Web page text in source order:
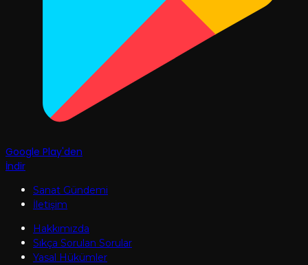
Google Play'den
İndir
Sanat Gündemi
İletişim
Hakkımızda
Sıkça Sorulan Sorular
Yasal Hükümler